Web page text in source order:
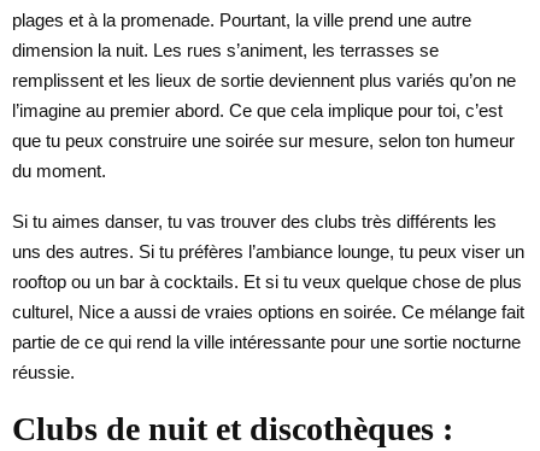
plages et à la promenade. Pourtant, la ville prend une autre
dimension la nuit. Les rues s’animent, les terrasses se
remplissent et les lieux de sortie deviennent plus variés qu’on ne
l’imagine au premier abord. Ce que cela implique pour toi, c’est
que tu peux construire une soirée sur mesure, selon ton humeur
du moment.
Si tu aimes danser, tu vas trouver des clubs très différents les
uns des autres. Si tu préfères l’ambiance lounge, tu peux viser un
rooftop ou un bar à cocktails. Et si tu veux quelque chose de plus
culturel, Nice a aussi de vraies options en soirée. Ce mélange fait
partie de ce qui rend la ville intéressante pour une sortie nocturne
réussie.
Clubs de nuit et discothèques :